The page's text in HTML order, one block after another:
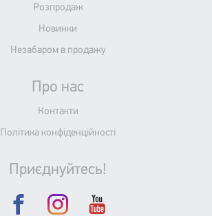
Розпродаж
Новинки
Незабаром в продажу
Про нас
Контакти
Політика конфіденційності
Приєднуйтесь!